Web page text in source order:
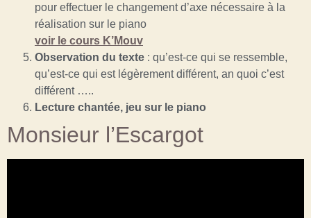
pour effectuer le changement d’axe nécessaire à la
réalisation sur le piano
voir le cours K’Mouv
Observation du texte : qu’est-ce qui se ressemble,
qu’est-ce qui est légèrement différent, an quoi c’est
différent …..
Lecture chantée, jeu sur le piano
Monsieur l’Escargot